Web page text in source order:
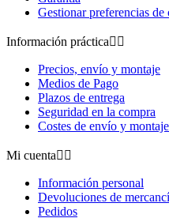
Gestionar preferencias de
Información práctica 
Precios, envío y montaje
Medios de Pago
Plazos de entrega
Seguridad en la compra
Costes de envío y
Mi cuenta 
Información personal
Devoluciones de
Pedidos